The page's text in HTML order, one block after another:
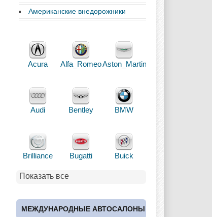
Американские внедорожники
Acura Alfa_RomeoAston_Martin
Audi Bentley BMW
Brilliance Bugatti Buick
Cadillac Chery Chevrolet
Показать все
МЕЖДУНАРОДНЫЕ АВТОСАЛОНЫ